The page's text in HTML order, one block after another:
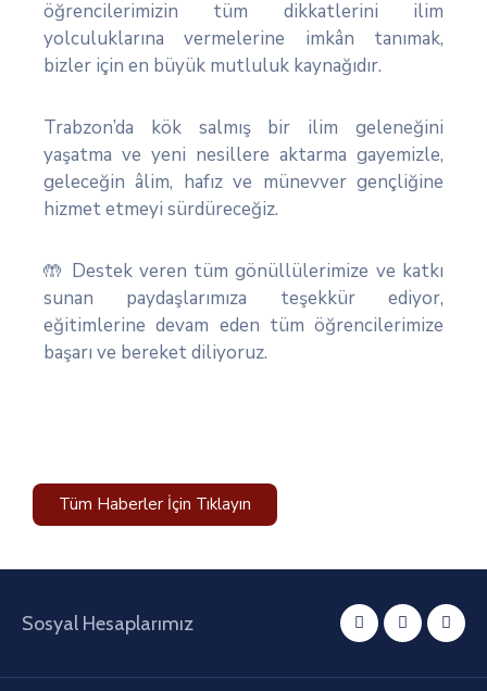
öğrencilerimizin tüm dikkatlerini ilim
yolculuklarına vermelerine imkân tanımak,
bizler için en büyük mutluluk kaynağıdır.
Trabzon’da kök salmış bir ilim geleneğini
yaşatma ve yeni nesillere aktarma gayemizle,
geleceğin âlim, hafız ve münevver gençliğine
hizmet etmeyi sürdüreceğiz.
🤲 Destek veren tüm gönüllülerimize ve katkı
sunan paydaşlarımıza teşekkür ediyor,
eğitimlerine devam eden tüm öğrencilerimize
başarı ve bereket diliyoruz.
Tüm Haberler İçin Tıklayın
Sosyal Hesaplarımız